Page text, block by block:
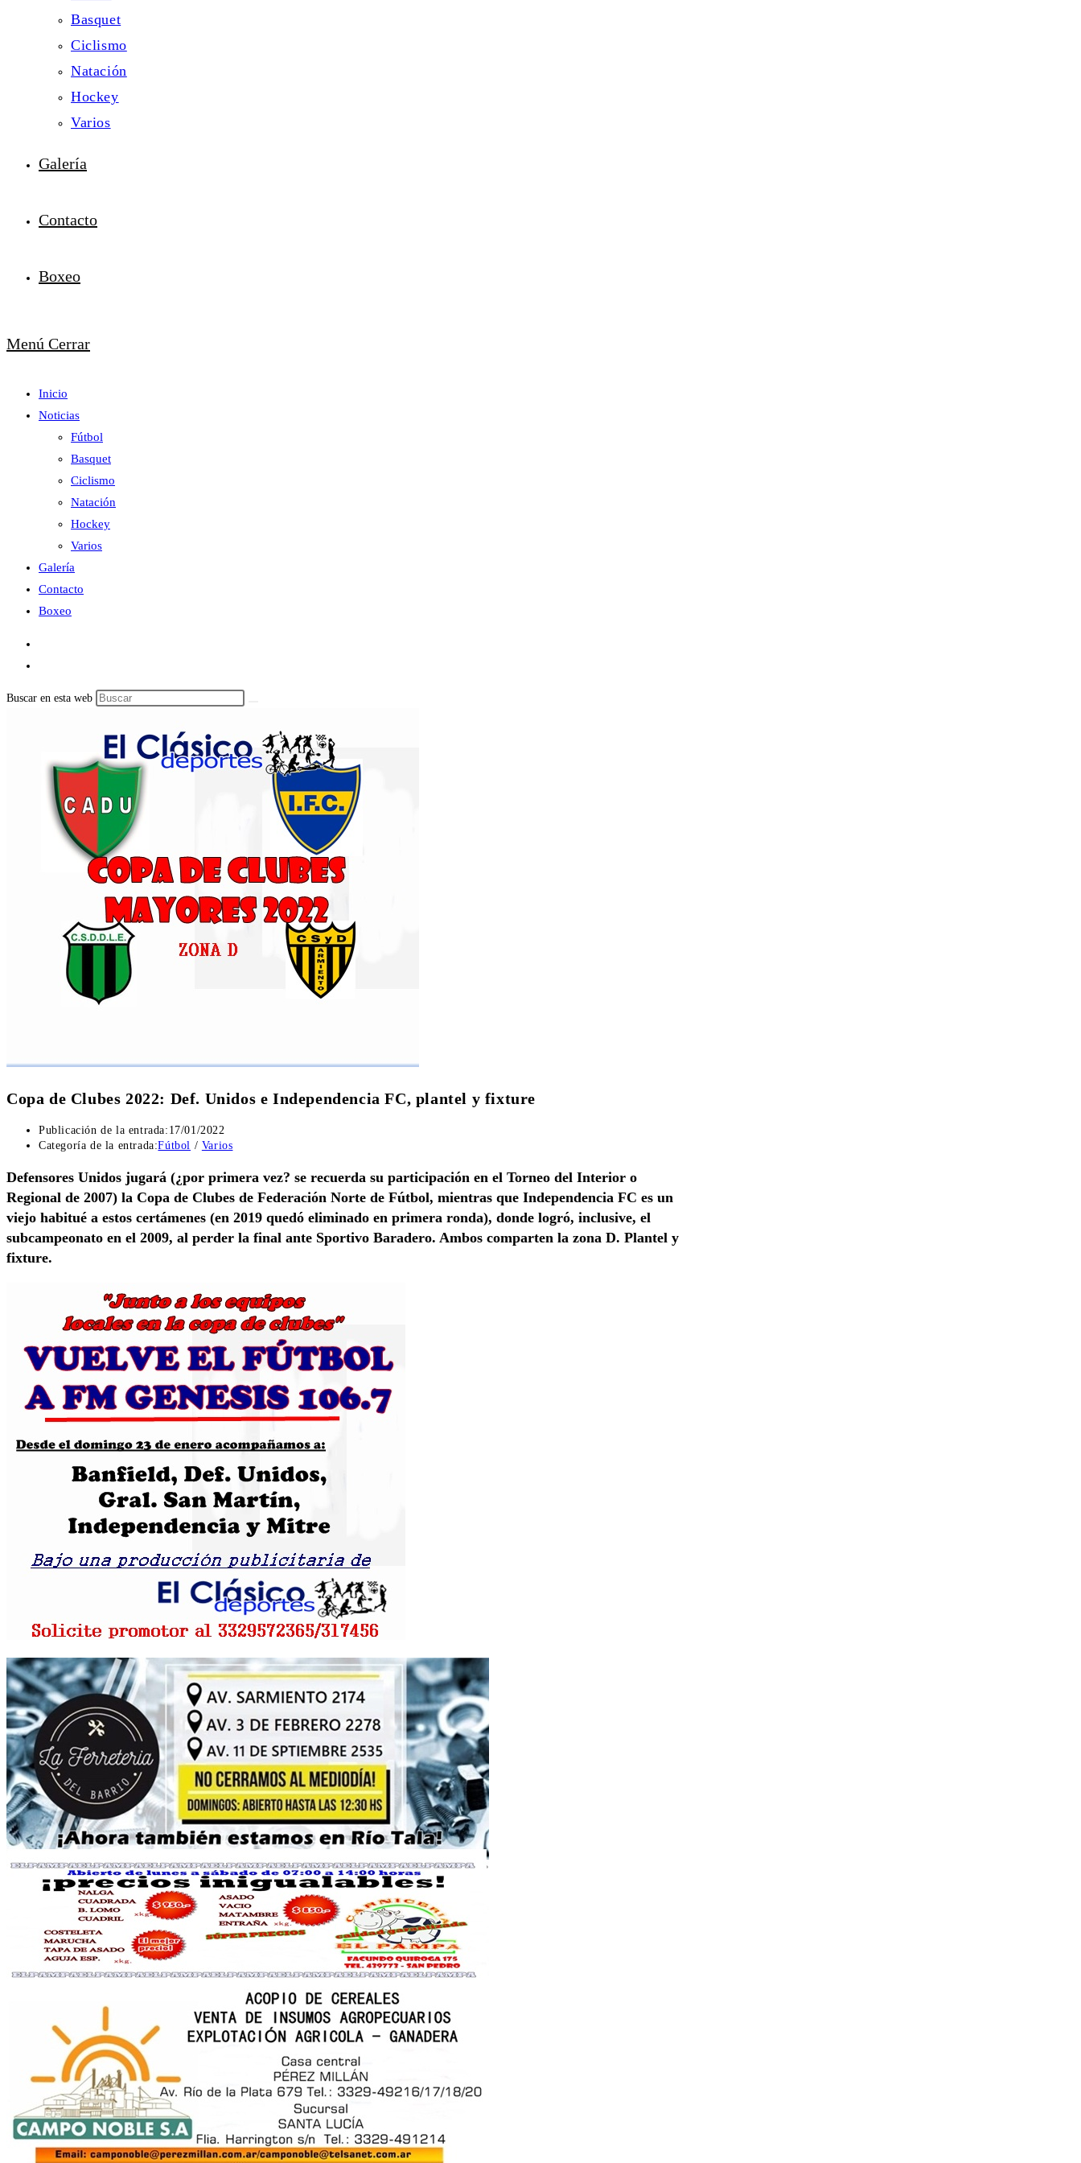
Basquet
Ciclismo
Natación
Hockey
Varios
Galería
Contacto
Boxeo
Menú Cerrar
Inicio
Noticias
Fútbol
Basquet
Ciclismo
Natación
Hockey
Varios
Galería
Contacto
Boxeo
Buscar en esta web
Copa de Clubes 2022: Def. Unidos e Independencia FC, plantel y fixture
Publicación de la entrada: 17/01/2022
Categoría de la entrada:Fútbol / Varios
Defensores Unidos jugará (¿por primera vez? se recuerda su participación en el Torneo del Interior o
Regional de 2007) la Copa de Clubes de Federación Norte de Fútbol, mientras que Independencia FC es un
viejo habitué a estos certámenes (en 2019 quedó eliminado en primera ronda), donde logró, inclusive, el
subcampeonato en el 2009, al perder la final ante Sportivo Baradero. Ambos comparten la zona D. Plantel y
fixture.